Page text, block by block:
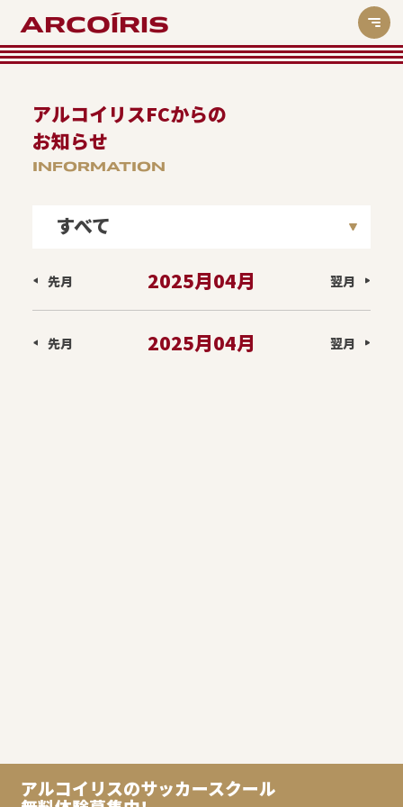
ARCOÍRIS
アルコイリスFCからの
お知らせ
INFORMATION
すべて
ARCOIRISアスリートキャラバン
北戸田スクール
重要
先月 2025月04月 翌月
先月 2025月04月 翌月
アルコイリスのサッカースクール